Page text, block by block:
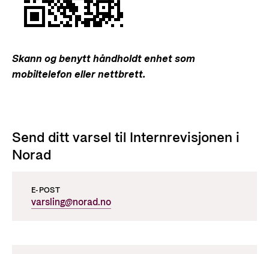
Skann og benytt håndholdt enhet som
mobiltelefon eller nettbrett.
Send ditt varsel til Internrevisjonen i
Norad
E-POST
varsling@norad.no